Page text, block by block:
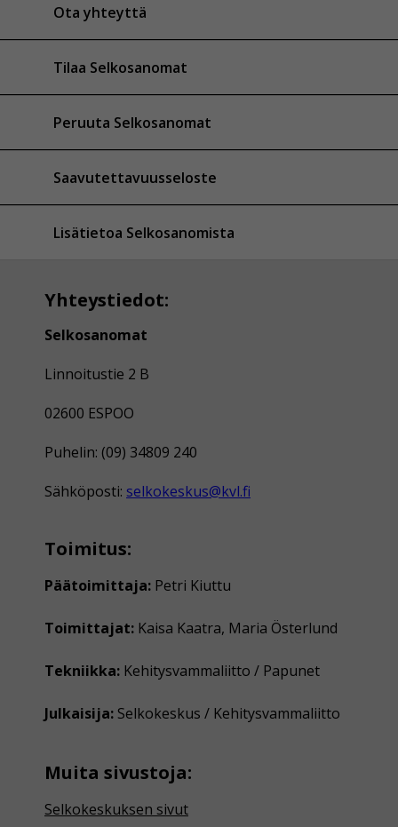
Ota yhteyttä
Tilaa Selkosanomat
Peruuta Selkosanomat
Saavutettavuusseloste
Lisätietoa Selkosanomista
Yhteystiedot:
Selkosanomat
Linnoitustie 2 B
02600 ESPOO
Puhelin: (09) 34809 240
Sähköposti: selkokeskus@kvl.fi
Toimitus:
Päätoimittaja: Petri Kiuttu
Toimittajat: Kaisa Kaatra, Maria Österlund
Tekniikka: Kehitysvammaliitto / Papunet
Julkaisija: Selkokeskus / Kehitysvammaliitto
Muita sivustoja:
Selkokeskuksen sivut